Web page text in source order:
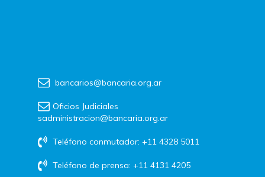
bancarios@bancaria.org.ar
Oficios Judiciales
sadministracion@bancaria.org.ar
Teléfono conmutador: +11 4328 5011
Teléfono de prensa: +11 4131 4205